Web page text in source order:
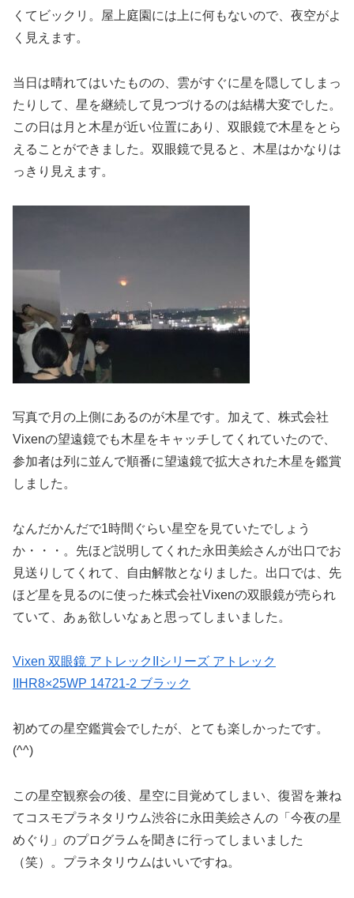
くてビックリ。屋上庭園には上に何もないので、夜空がよ
く見えます。
当日は晴れてはいたものの、雲がすぐに星を隠してしまっ
たりして、星を継続して見つづけるのは結構大変でした。
この日は月と木星が近い位置にあり、双眼鏡で木星をとら
えることができました。双眼鏡で見ると、木星はかなりは
っきり見えます。
写真で月の上側にあるのが木星です。加えて、株式会社
Vixenの望遠鏡でも木星をキャッチしてくれていたので、
参加者は列に並んで順番に望遠鏡で拡大された木星を鑑賞
しました。
なんだかんだで1時間ぐらい星空を見ていたでしょう
か・・・。先ほど説明してくれた永田美絵さんが出口でお
見送りしてくれて、自由解散となりました。出口では、先
ほど星を見るのに使った株式会社Vixenの双眼鏡が売られ
ていて、あぁ欲しいなぁと思ってしまいました。
Vixen 双眼鏡 アトレックIIシリーズ アトレック
IIHR8×25WP 14721-2 ブラック
初めての星空鑑賞会でしたが、とても楽しかったです。
(^^)
この星空観察会の後、星空に目覚めてしまい、復習を兼ね
てコスモプラネタリウム渋谷に永田美絵さんの「今夜の星
めぐり」のプログラムを聞きに行ってしまいました
（笑）。プラネタリウムはいいですね。